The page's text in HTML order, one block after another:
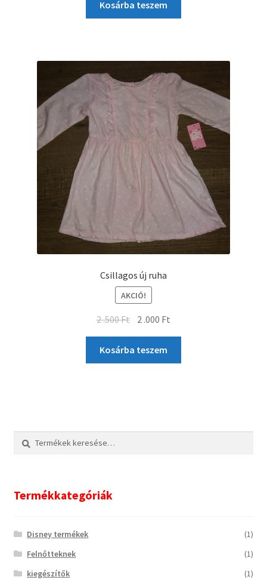
Kosárba teszem
Csillagos új ruha
AKCIÓ!
2 .500Ft 2 .000 Ft
Kosárba teszem
Termékkategóriák
Disney termékek
(1)
Felnőtteknek
(1)
kiegészítők
(1)